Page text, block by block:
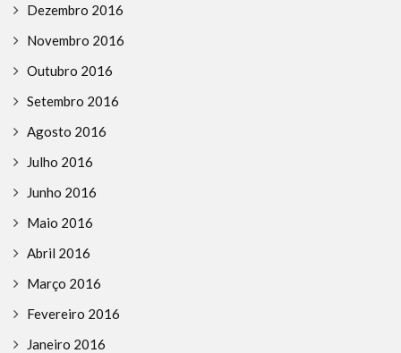
Dezembro 2016
Novembro 2016
Outubro 2016
Setembro 2016
Agosto 2016
Julho 2016
Junho 2016
Maio 2016
Abril 2016
Março 2016
Fevereiro 2016
Janeiro 2016